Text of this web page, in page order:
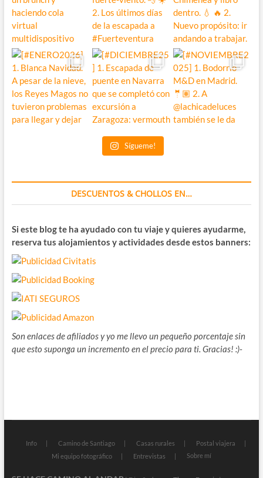
Sígueme!
DESCUENTOS & CHOLLOS EN…
Si este blog te ha ayudado con tu viaje y quieres ayudarme,
reserva tus alojamientos y actividades desde estos banners:
Son enlaces de afiliados y yo me llevo un pequeño porcentaje sin
que esto suponga un incremento en el precio para ti. Gracias! :)-
Info Camino de Santiago Casas rurales
Postal viajera
Mi equipo fotográfico
Entrevistas Sobre mí